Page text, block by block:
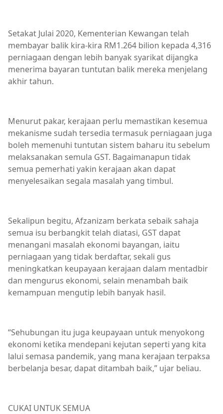
Setakat Julai 2020, Kementerian Kewangan telah
membayar balik kira-kira RM1.264 bilion kepada 4,316
perniagaan dengan lebih banyak syarikat dijangka
menerima bayaran tuntutan balik mereka menjelang
akhir tahun.
Menurut pakar, kerajaan perlu memastikan kesemua
mekanisme sudah tersedia termasuk perniagaan juga
boleh memenuhi tuntutan sistem baharu itu sebelum
melaksanakan semula GST. Bagaimanapun tidak
semua pemerhati yakin kerajaan akan dapat
menyelesaikan segala masalah yang timbul.
Sekalipun begitu, Afzanizam berkata sebaik sahaja
semua isu berbangkit telah diatasi, GST dapat
menangani masalah ekonomi bayangan, iaitu
perniagaan yang tidak berdaftar, sekali gus
meningkatkan keupayaan kerajaan dalam mentadbir
dan mengurus ekonomi, selain menambah baik
kemampuan mengutip lebih banyak hasil.
“Sehubungan itu juga keupayaan untuk menyokong
ekonomi ketika mendepani kejutan seperti yang kita
lalui semasa pandemik, yang mana kerajaan terpaksa
berbelanja besar, dapat ditambah baik,” ujar beliau.
CUKAI UNTUK SEMUA